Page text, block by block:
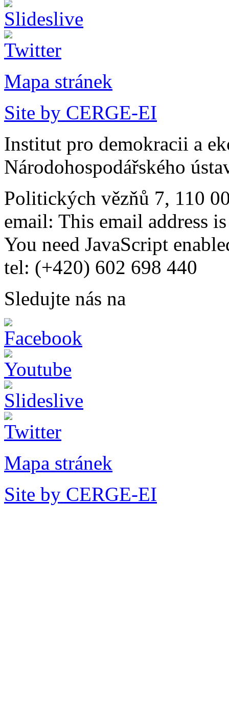
Mapa stránek
Site by CERGE-EI
Institut pro demokracii a
Národohospodářského
Politických vězňů 7, 110
email: This email address
You need JavaScript
tel: (+420) 602 698 440
Sledujte nás na
Mapa stránek
Site by CERGE-EI